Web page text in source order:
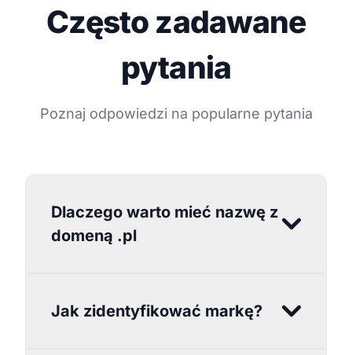
Często zadawane
pytania
Poznaj odpowiedzi na popularne pytania
Dlaczego warto mieć nazwę z
domeną .pl
Jak zidentyfikować markę?